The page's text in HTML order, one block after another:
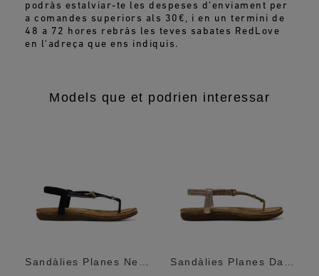
podràs estalviar-te les despeses d'enviament per
a comandes superiors als 30€, i en un termini de
48 a 72 hores rebràs les teves sabates RedLove
en l'adreça que ens indiquis.
Models que et podrien interessar
Sandàlies Planes Negres Amb Anells... Sandàlies Planes Daurades Amb Anells...